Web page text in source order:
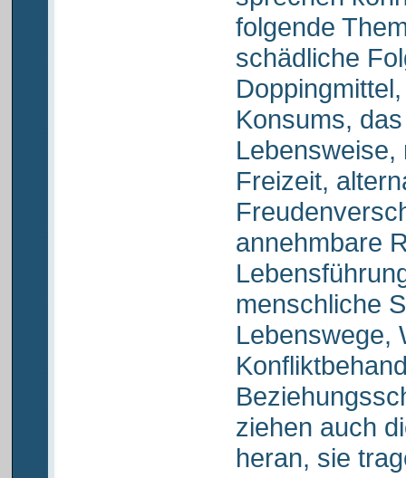
folgende
schädliche
Konsums,
Lebensweise,
Freizeit,
annehmbare
menschliche
Lebenswege,
ziehen auch
heran, sie